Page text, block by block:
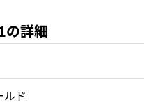
の詳細
ルド